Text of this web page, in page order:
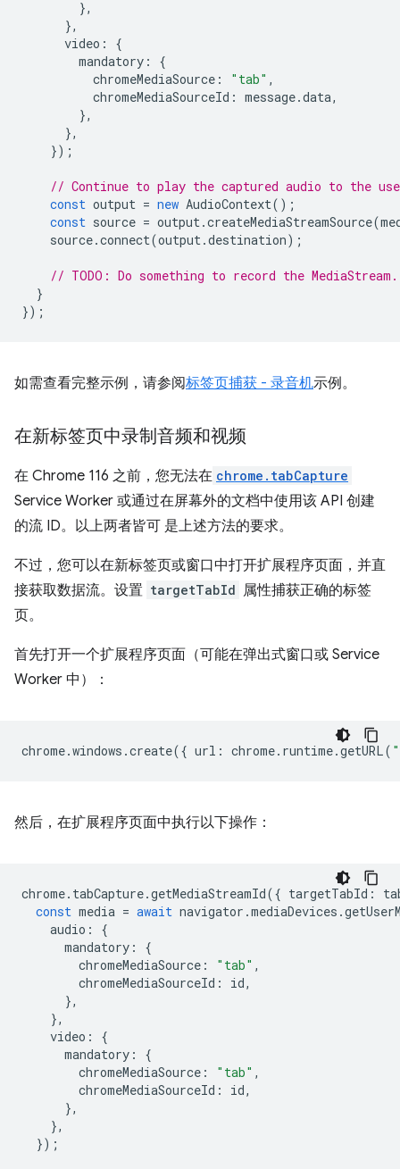
},
},
video :
{
mandatory :
{
chromeMediaSource : "tab" ,
chromeMediaSourceId : message.data,
},
},
});
// Continue to play the captured audio to the
const output = new AudioContext();
const source = output .createMediaStreamSource(
source.connect(output .destination);
// TODO: Do something to record the MediaStream.
}
});
如需查看完整示例，请参阅标签页捕获 - 录音机示例。
在新标签页中录制音频和视频
在 Chrome 116 之前，您无法在 chrome.tabCapture
Service Worker 或通过在屏幕外的文档中使用该 API 创建
的流 ID。以上两者皆可 是上述方法的要求。
不过，您可以在新标签页或窗口中打开扩展程序页面，并直
接获取数据流。设置 targetTabId 属性捕获正确的标签
页。
首先打开一个扩展程序页面（可能在弹出式窗口或 Service
Worker 中）：
chrome.windows .create({ url : chrome. runtime.getURL(
然后，在扩展程序页面中执行以下操作：
chrome. tabCapture.getMediaStreamId({ targetTabId :
const media = await navigator .mediaDevices .
audio :
{
mandatory :
{
chromeMediaSource : "tab" ,
chromeMediaSourceId : id,
},
},
video :
{
mandatory :
{
chromeMediaSource : "tab" ,
chromeMediaSourceId : id,
},
},
});